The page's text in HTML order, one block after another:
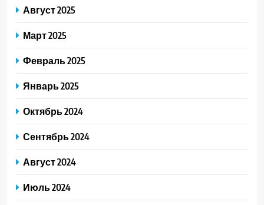
Август 2025
Март 2025
Февраль 2025
Январь 2025
Октябрь 2024
Сентябрь 2024
Август 2024
Июль 2024